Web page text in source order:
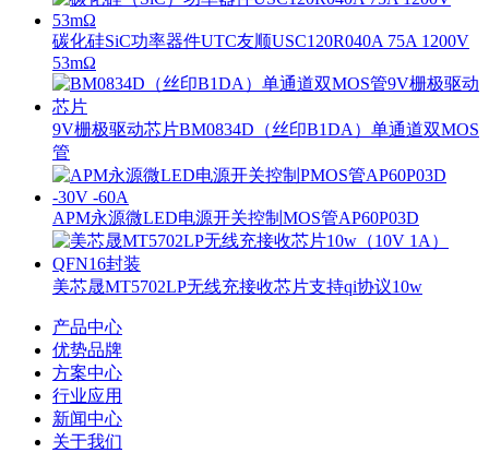
碳化硅SiC功率器件UTC友顺USC120R040A 75A 1200V
53mΩ
9V栅极驱动芯片BM0834D（丝印B1DA）单通道双MOS
管
APM永源微LED电源开关控制MOS管AP60P03D
美芯晟MT5702LP无线充接收芯片支持qi协议10w
产品中心
优势品牌
方案中心
行业应用
新闻中心
关于我们